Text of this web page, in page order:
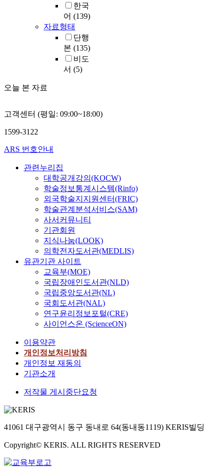
한국
어 (139)
자료형태
단행
본 (135)
비도
서 (5)
오늘 본 자료
고객센터 (평일: 09:00~18:00)
1599-3122
ARS 번호안내
관련누리집
대학공개강의(KOCW)
학술정보통계시스템(Rinfo)
외국학술지지원센터(FRIC)
학술관계분석서비스(SAM)
사서커뮤니티
기관회원
지식나눔(LOOK)
의학전자도서관(MEDLIS)
유관기관 사이트
교육부(MOE)
국립장애인도서관(NLD)
국립중앙도서관(NL)
국회도서관(NAL)
연구윤리정보포털(CRE)
사이언스온 (ScienceON)
이용약관
개인정보처리방침
개인정보 재동의
기관소개
저작물 게시중단요청
41061 대구광역시 동구 동내로 64(동내동1119) KERIS빌딩
Copyright© KERIS. ALL RIGHTS RESERVED